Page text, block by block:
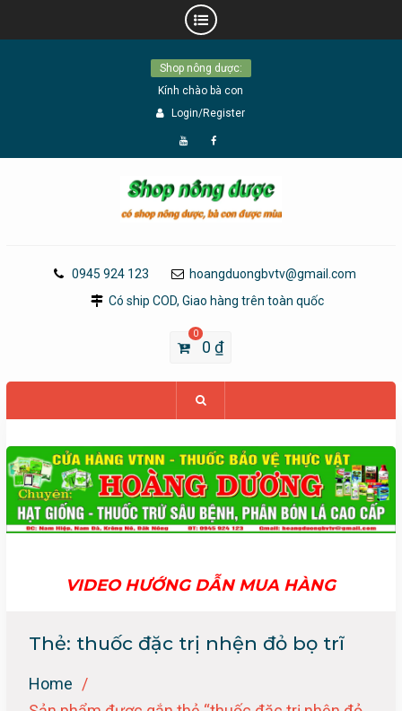
Shop nông dược:
Kính chào bà con
Login/Register
Đăng
YouTube
Page
0945 924 123
hoangduongbvtv@gmail.com
Có ship COD, Giao hàng trên toàn quốc
0
0₫
VIDEO HƯỚNG DẪN MUA HÀNG
Thẻ: thuốc đặc trị nhện đỏ bọ trĩ
Home